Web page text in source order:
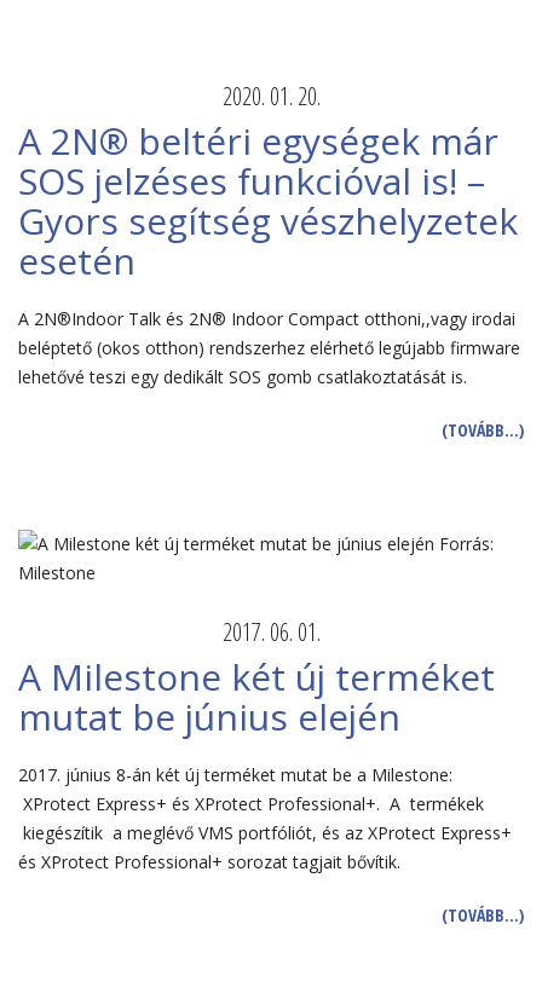
2020. 01. 20.
A 2N® beltéri egységek már
SOS jelzéses funkcióval is! –
Gyors segítség vészhelyzetek
esetén
A 2N®Indoor Talk és 2N® Indoor Compact otthoni,,vagy irodai
beléptető (okos otthon) rendszerhez elérhető legújabb firmware
lehetővé teszi egy dedikált SOS gomb csatlakoztatását is.
(TOVÁBB…)
2017. 06. 01.
A Milestone két új terméket
mutat be június elején
2017. június 8-án két új terméket mutat be a Milestone:
XProtect Express+ és XProtect Professional+. A termékek
kiegészítik a meglévő VMS portfóliót, és az XProtect Express+
és XProtect Professional+ sorozat tagjait bővítik.
(TOVÁBB…)